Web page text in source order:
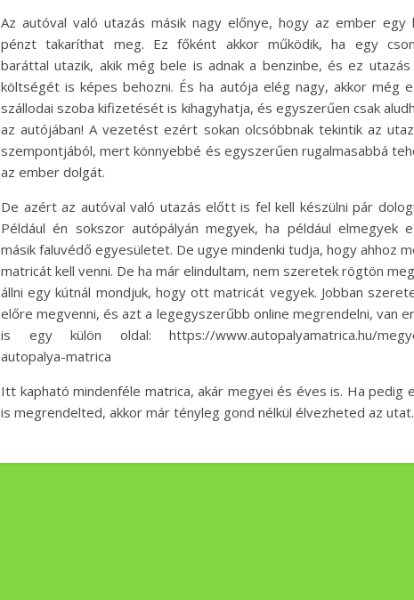
Az autóval való utazás másik nagy előnye, hogy az ember egy
pénzt takaríthat meg. Ez főként akkor működik, ha egy
baráttal utazik, akik még bele is adnak a benzinbe, és ez
költségét is képes behozni. És ha autója elég nagy, akkor még
szállodai szoba kifizetését is kihagyhatja, és egyszerűen csak
az autójában! A vezetést ezért sokan olcsóbbnak tekintik az
szempontjából, mert könnyebbé és egyszerűen rugalmasabbá
az ember dolgát.
De azért az autóval való utazás előtt is fel kell készülni pár
Például én sokszor autópályán megyek, ha például elmegyek
másik faluvédő egyesületet. De ugye mindenki tudja, hogy ahhoz
matricát kell venni. De ha már elindultam, nem szeretek rögtön
állni egy kútnál mondjuk, hogy ott matricát vegyek. Jobban
előre megvenni, és azt a legegyszerűbb online megrendelni, van
is egy külön oldal: https://www.autopalyamatrica.hu/
autopalya-matrica
Itt kapható mindenféle matrica, akár megyei és éves is. Ha pedig
is megrendelted, akkor már tényleg gond nélkül élvezheted az utat.